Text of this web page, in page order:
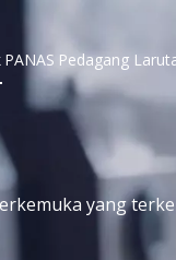
PANAS Pedagang
yang